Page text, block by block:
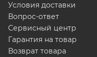
Условия доставки
Вопрос-ответ
Сервисный центр
Гарантия на товар
Возврат товара